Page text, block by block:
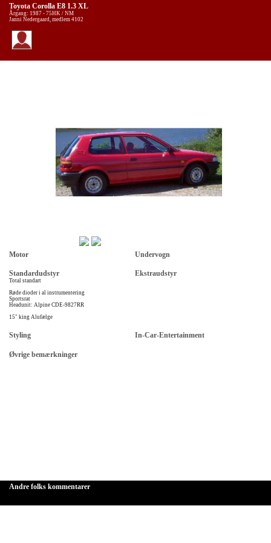
Toyota Corolla E8 1.3 XL
Årgang: 1987 - 75HK / NM
Janni Nedergaard, medlem 4102
Motor Undervogn
Standardudstyr
Total standart
Røde dioder i al instrumentering
Sportsrat
Headunit: Alpine CDE-9827RR
15" king Alufælge
Ekstraudstyr
Styling In-Car-Entertainment
Øvrige bemærkninger
Andre folks kommentarer